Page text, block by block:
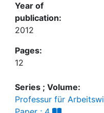
Year of
publication:
2012
Pages:
12
Series ; Volume:
Professur für